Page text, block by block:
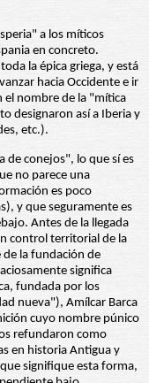
a los míticos
en concreto.
la épica griega, y está
hacia Occidente e ir
el nombre de la "mítica
designaron así a Iberia y
etc.).
de conejos", lo que sí es
no parece una
es poco
y que seguramente es
Antes de la llegada
control territorial de la
la fundación de
significa
fundada por los
nueva"), Amílcar Barca
cuyo nombre púnico
refundaron como
en historia Antigua y
signifique esta forma,